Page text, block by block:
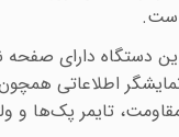
دستگاه دارای صفحه
اطلاعاتی
تایمر پک‌ها و